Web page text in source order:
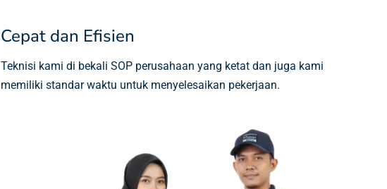
Cepat dan Efisien
Teknisi kami di bekali SOP perusahaan yang ketat dan juga kami
memiliki standar waktu untuk menyelesaikan pekerjaan.